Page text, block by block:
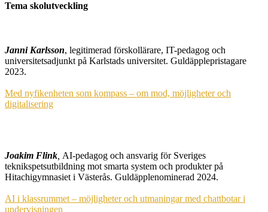
Tema skolutveckling
Janni Karlsson, legitimerad förskollärare, IT-pedagog och
universitetsadjunkt på Karlstads universitet. Guldäpplepristagare
2023.
Med nyfikenheten som kompass – om mod, möjligheter och
digitalisering
Joakim Flink AI-pedagog och ansvarig för Sveriges
teknikspetsutbildning mot smarta system och produkter på
Hitachigymnasiet i Västerås. Guldäpplenominerad 2024.
AI i klassrummet – möjligheter och utmaningar med chattbotar i
undervisningen